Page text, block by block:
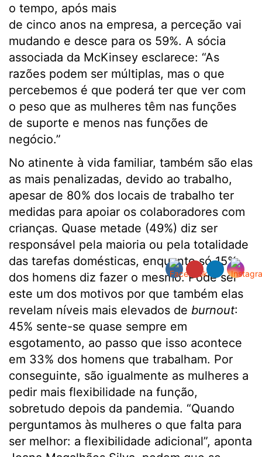
o tempo, após mais
de cinco anos na empresa, a perceção vai
mudando e desce para os 59%. A sócia
associada da McKinsey esclarece: “As
razões podem ser múltiplas, mas o que
percebemos é que poderá ter que ver com
o peso que as mulheres têm nas funções
de suporte e menos nas funções de
negócio.”
No atinente à vida familiar, também são elas
as mais penalizadas, devido ao trabalho,
apesar de 80% dos locais de trabalho ter
medidas para apoiar os colaboradores com
crianças. Quase metade (49%) diz ser
responsável pela maioria ou pela totalidade
das tarefas domésticas, enquanto só 15%
dos homens diz fazer o mesmo. Pode ser
este um dos motivos por que também elas
revelam níveis mais elevados de burnout:
45% sente-se quase sempre em
esgotamento, ao passo que isso acontece
em 33% dos homens que trabalham. Por
conseguinte, são igualmente as mulheres a
pedir mais flexibilidade na função,
sobretudo depois da pandemia. “Quando
perguntamos às mulheres o que falta para
ser melhor: a flexibilidade adicional”, aponta